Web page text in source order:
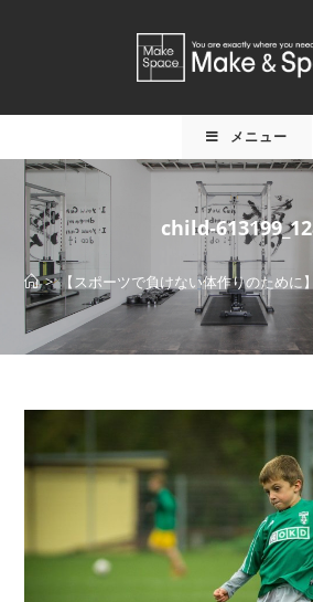
メニュー
child-
> 【スポーツで負けない体作りのために